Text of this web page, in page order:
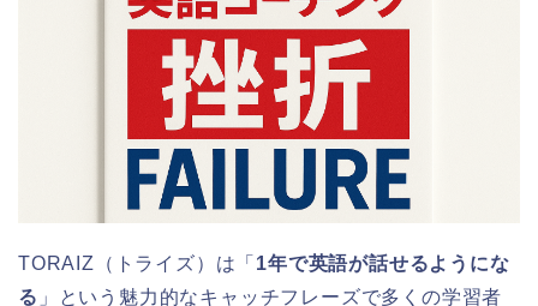
TORAIZ（トライズ）は「 1年で英語が話せるようにな
る 」という魅力的なキャッチフレーズで多くの学習者